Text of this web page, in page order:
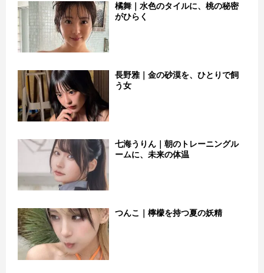
橘舞｜水色のタイルに、桃の秘密
がひらく
長野雅｜金の砂漠を、ひとりで飼
う女
七海うりん｜朝のトレーニングル
ームに、未来の体温
つんこ｜檸檬を持つ夏の妖精